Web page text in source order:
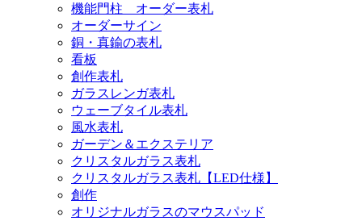
機能門柱 オーダー表札
オーダーサイン
銅・真鍮の表札
看板
創作表札
ガラスレンガ表札
ウェーブタイル表札
風水表札
ガーデン＆エクステリア
クリスタルガラス表札
クリスタルガラス表札【LED仕様】
創作
オリジナルガラスのマウスパッド